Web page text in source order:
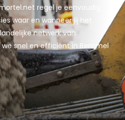
regel je eenvoudig
waar en wanneer jij het
netwerk van
snel en efficiënt in Bemmel